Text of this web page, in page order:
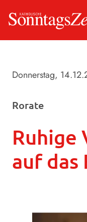
Donnerstag,
Rorate
Ruhige
auf das